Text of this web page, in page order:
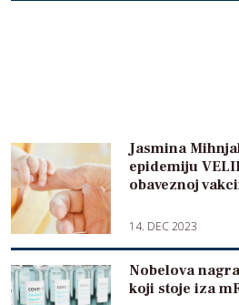
Jasmina
epidemiju
obaveznoj
14. DEC 2023
Nobelova
koji stoje iza